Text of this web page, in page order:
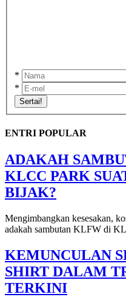
*
*
Sertai!
ENTRI POPULAR
ADAKAH
KLCC PARK
BIJAK?
Mengimbangkan kesesakan,
adakah sambutan KLFW di
KEMUNCULAN
SHIRT DALAM
TERKINI